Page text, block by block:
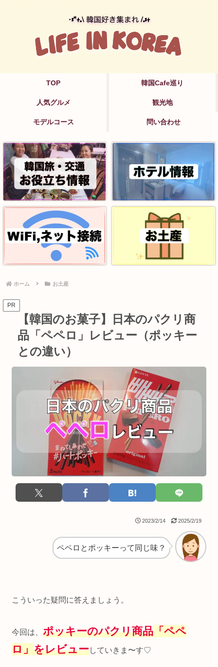
TOP 韓国Cafe巡り
人気グルメ 観光地
モデルコース 問い合わせ
ホーム お土産
PR
【韓国のお菓子】日本のパクリ商
品「ペペロ」レビュー（ポッキー
との違い）
2023/2/14 2025/2/19
ペペロとポッキーって同じ味？
こういった疑問に答えましょう。
今回は、 ポッキーのパクリ商品 「ペペ
ロ」 をレビューしていきま〜す♡